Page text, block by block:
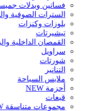
فساتين وبدلات
السترات الصوفية
بلوزات وكنزات
تيشيرتات
القمصان الداخلية
سراويل
شورتات
التنانير
ملابس السباحة
أحزمة NEW
قبعات
مجموعات متناسقة